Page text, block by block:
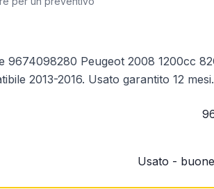
9674098280 Peugeot 2008 1200cc
2013-2016. Usato garantito 12 mesi.
Usato -